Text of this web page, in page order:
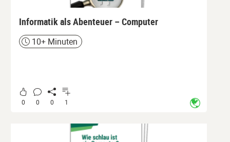
Informatik als Abenteuer – Computer
Zeit10+ Minuten
0 0 0 1